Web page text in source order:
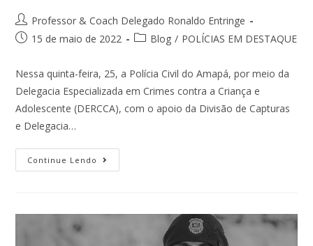
Professor & Coach Delegado Ronaldo Entringe
15 de maio de 2022
Blog / POLÍCIAS EM DESTAQUE
Nessa quinta-feira, 25, a Polícia Civil do Amapá, por meio da
Delegacia Especializada em Crimes contra a Criança e
Adolescente (DERCCA), com o apoio da Divisão de Capturas
e Delegacia…
Continue Lendo